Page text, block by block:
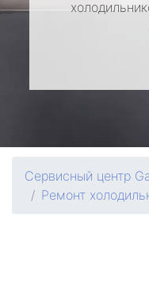
Сервисный центр
Ремонт